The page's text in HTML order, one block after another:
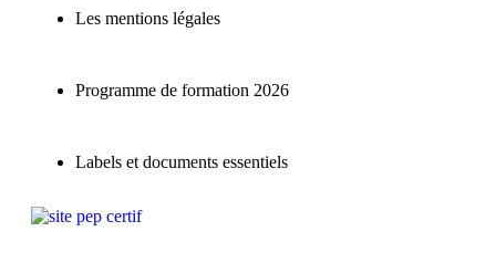
Les mentions légales
Programme de formation 2026
Labels et documents essentiels